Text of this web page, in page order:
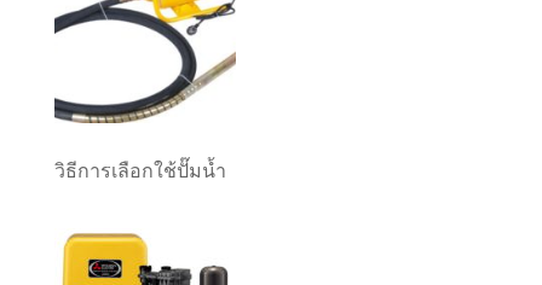
วิธีการเลือกใช้ปั๊มน้ำ